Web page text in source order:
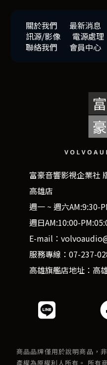
關於我們 最新消息
訊源/影像
電源處理
聯絡我們
會員中心
富豪音響影視企業社
高雄店
週一 ~ 週六AM:9:30-
週日AM:10:00-
E-mail：
服務專線：07-237-
高雄旗艦店地址：高
商品品牌僅用於說明商品，
產權為原權利人所有。 所有